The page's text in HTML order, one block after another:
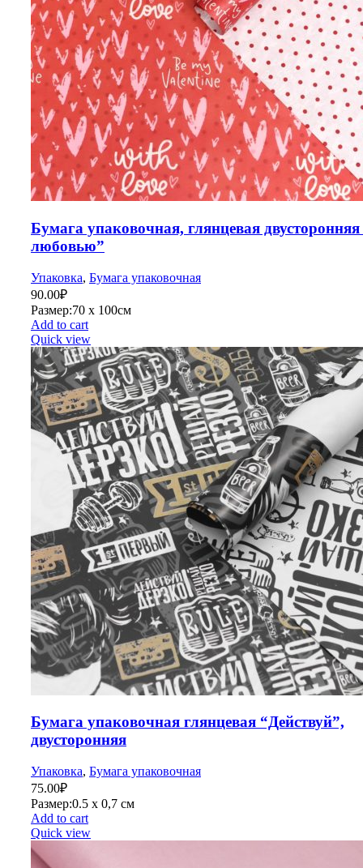
Бумага упаковочная, глянцевая
любовью”
Упаковка, Бумага упаковочная
90.00₽
Размер:70 х 100см
Add to cart
Quick view
Бумага упаковочная глянцевая “Действуй”,
двусторонняя
Упаковка, Бумага упаковочная
75.00₽
Размер:0.5 х 0,7 см
Add to cart
Quick view